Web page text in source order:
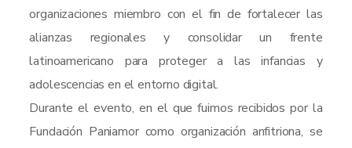
organizaciones miembro con el fin de fortalecer las
alianzas regionales y consolidar un frente
latinoamericano para proteger a las infancias y
adolescencias en el entorno digital.
Durante el evento, en el que fuimos recibidos por la
Fundación Paniamor como organización anfitriona, se